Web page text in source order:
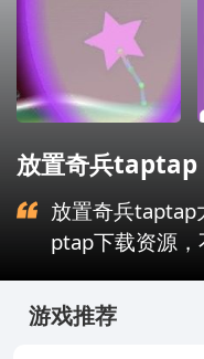
放置奇兵taptap
放置奇兵taptap
ptap下载资源，
游戏推荐